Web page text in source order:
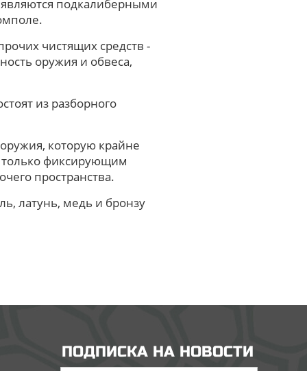
подкалиберными
чистящих средств -
оружия и обвеса,
из разборного
которую крайне
фиксирующим
пространства.
латунь, медь и бронзу
ПОДПИСКА НА НОВОСТИ